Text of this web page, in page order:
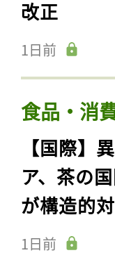
改正
1日前
食品・消
【国際】
ア、茶の
が構造的
1日前